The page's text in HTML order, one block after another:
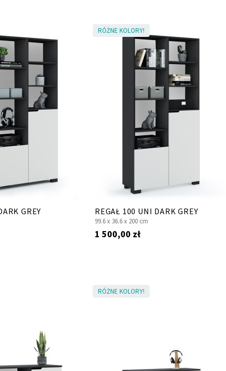
GREY
RÓŻNE KOLORY!
REGAŁ 100 UNI DARK GREY
99.6 x 36.6 x 200 cm
1 500,00 zł
RÓŻNE KOLORY!